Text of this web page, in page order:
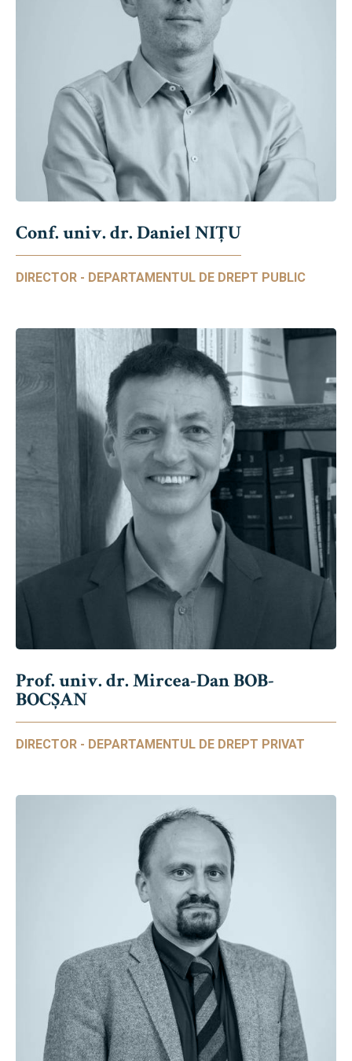
Conf. univ. dr. Daniel NIŢU
DIRECTOR - DEPARTAMENTUL DE DREPT PUBLIC
Prof. univ. dr. Mircea-Dan BOB-
BOCȘAN
DIRECTOR - DEPARTAMENTUL DE DREPT PRIVAT